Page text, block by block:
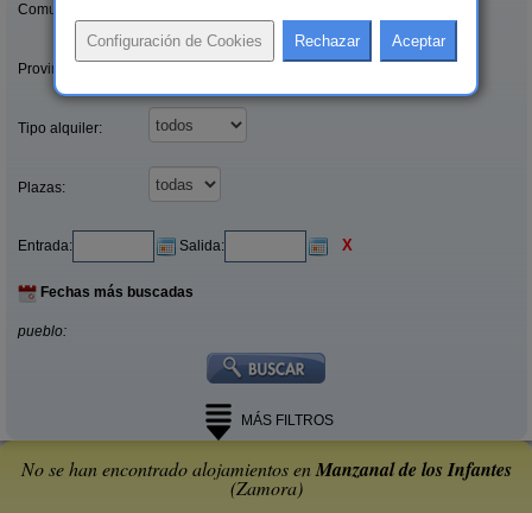
Comunidades:
Provincias/Islas:
Tipo alquiler:
Plazas:
Entrada: Salida: X
Fechas más buscadas
pueblo:
MÁS FILTROS
No se han encontrado alojamientos enManzanal de los Infantes
(Zamora)